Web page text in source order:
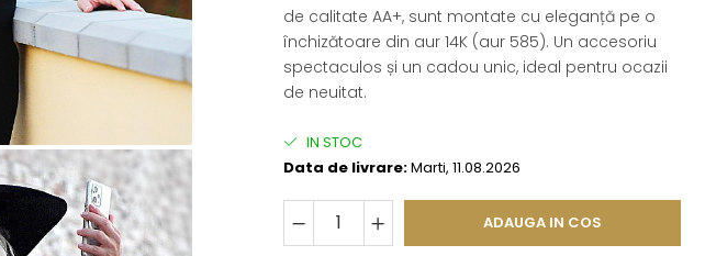
de calitate AA+, sunt montate cu eleganță pe o
închizătoare din aur 14K (aur 585). Un accesoriu
spectaculos și un cadou unic, ideal pentru ocazii
de neuitat.
IN STOC
Data de livrare:Marti, 11.08.2026
ADAUGA IN COS